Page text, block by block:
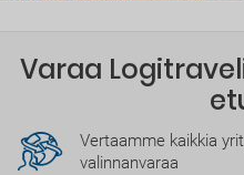
Varaa
Vertaamme kaikkia
valinnanvaraa